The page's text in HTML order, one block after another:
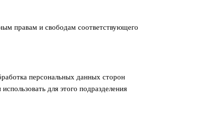
правам и свободам соответствующего
персональных данных сторон
для этого подразделения